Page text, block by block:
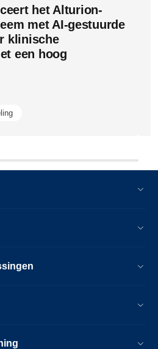
het Alturion-
met AI-gestuurde
klinische
een hoog